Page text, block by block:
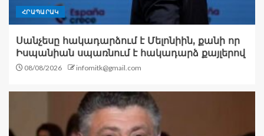
ՀՐԱՊԱՐԱԿ
Սանչեսը հակադարձում է Մելոնիին, քանի որ
Իսպանիան սպառնում է հակադարձ քայլերով
08/08/2026 infomitk@gmail.com